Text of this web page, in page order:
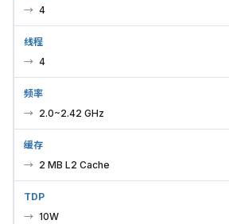
4
线程
4
频率
2.0~2.42 GHz
缓存
2 MB L2 Cache
TDP
10W